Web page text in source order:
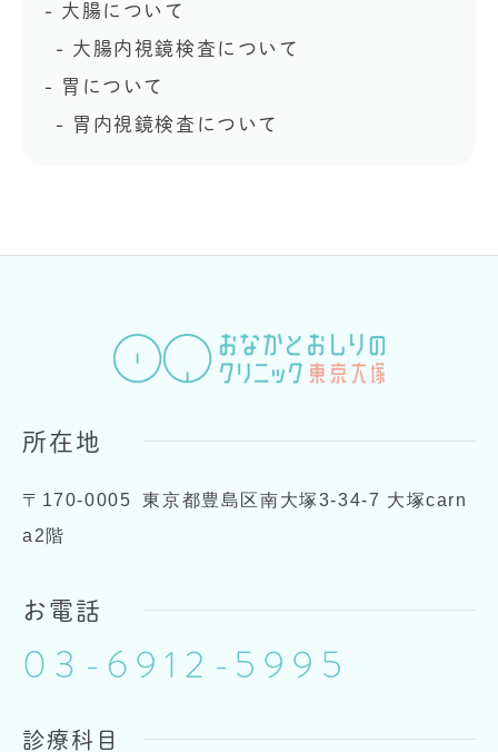
大腸について
大腸内視鏡検査について
胃について
胃内視鏡検査について
所在地
〒170-0005
東京都豊島区南大塚3-34-7 大塚carn
a2階
お電話
03-6912-5995
診療科目